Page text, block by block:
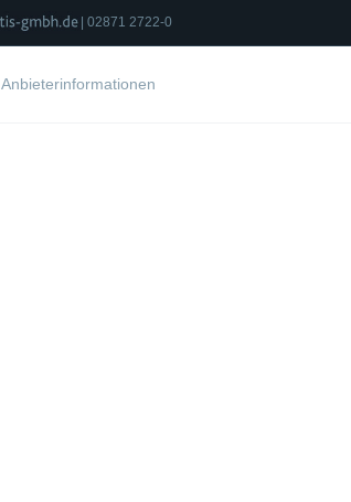
| 02871 2722-0
Anbieterinformationen